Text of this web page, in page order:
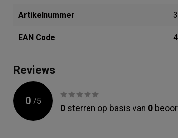
Artikelnummer
EAN Code
Reviews
0 /5
0 sterren op basis van 0